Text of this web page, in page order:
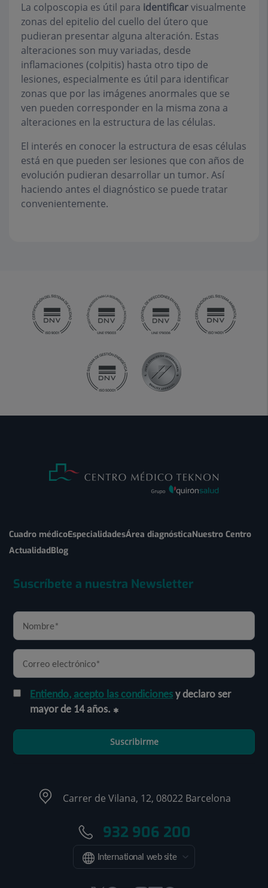
La colposcopia es útil para identificarvisualmente
zonas del epitelio del cuello del útero que
pudieran presentar alguna alteración. Estas
alteraciones son muy variadas, desde
inflamaciones (colpitis) hasta otro tipo de
lesiones, especialmente es útil para identificar
zonas que por las imágenes anormales que se
ven pueden corresponder en la misma zona a
alteraciones en la estructura de las células.
El interés en conocer la estructura de esas células
está en que pueden ser lesiones que con años de
evolución pudieran desarrollar un tumor. Así
haciendo antes el diagnóstico se puede tratar
convenientemente.
Cuadro médicoEspecialidadesÁrea diagnósticaNuestro Centro
ActualidadBlog
Suscríbete a nuestra Newsletter
Entiendo, acepto las condicionesy declaro ser
mayor de 14 años.
Suscribirme
Carrer de Vilana, 12, 08022 Barcelona
932 906 200
International web site